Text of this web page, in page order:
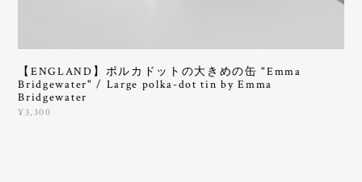
【ENGLAND】ポルカドットの大きめの缶 "Emma
Bridgewater" / Large polka-dot tin by Emma
Bridgewater
¥3,300